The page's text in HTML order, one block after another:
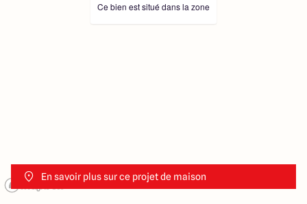
En savoir plus sur ce projet de maison
Ce bien est situé dans la zone